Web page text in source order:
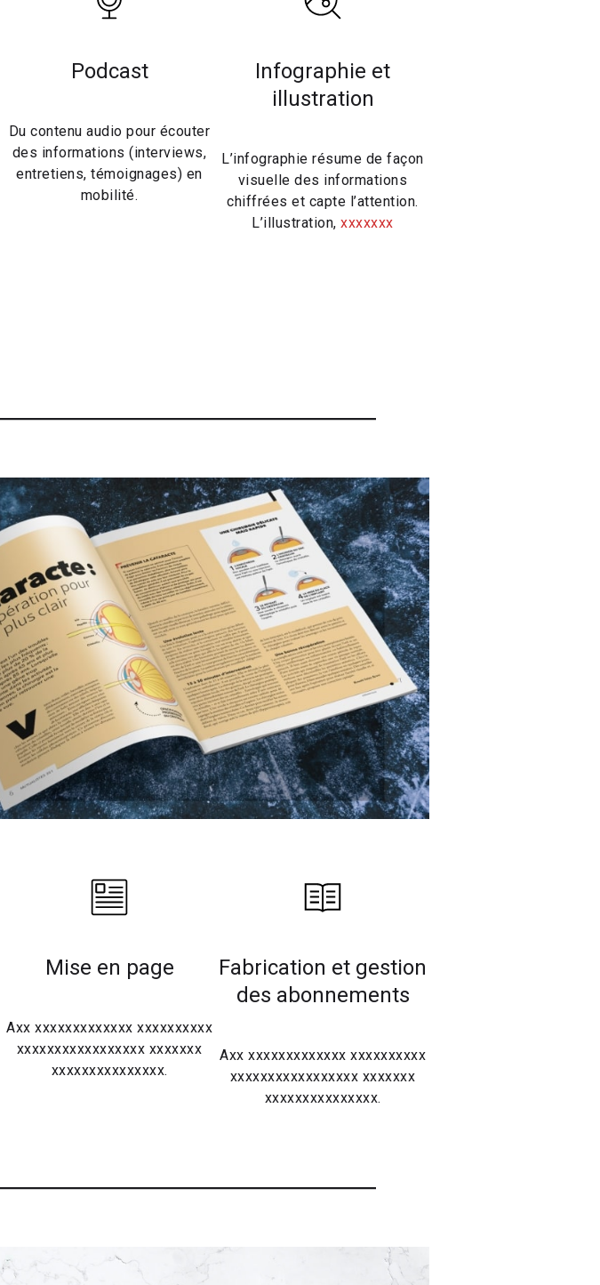
Podcast
Du contenu audio pour écouter
des informations (interviews,
entretiens, témoignages) en
mobilité.
Infographie et
illustration
L’infographie résume de façon
visuelle des informations
chiffrées et capte l’attention.
L’illustration,xxxxxxx
Mise en page
Axx xxxxxxxxxxxxx xxxxxxxxxx
xxxxxxxxxxxxxxxxx xxxxxxx
xxxxxxxxxxxxxxx.
Fabrication et gestion
des abonnements
Axx xxxxxxxxxxxxx xxxxxxxxxx
xxxxxxxxxxxxxxxxx xxxxxxx
xxxxxxxxxxxxxxx.